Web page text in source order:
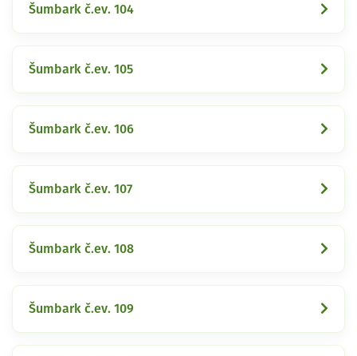
Šumbark č.ev. 104
Šumbark č.ev. 105
Šumbark č.ev. 106
Šumbark č.ev. 107
Šumbark č.ev. 108
Šumbark č.ev. 109